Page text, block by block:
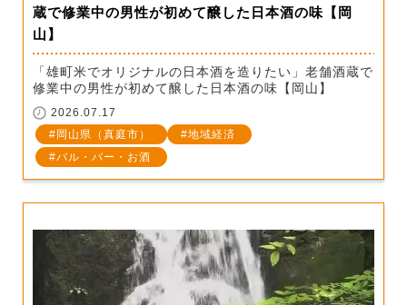
蔵で修業中の男性が初めて醸した日本酒の味【岡
山】
「雄町米でオリジナルの日本酒を造りたい」老舗酒蔵で
修業中の男性が初めて醸した日本酒の味【岡山】
2026.07.17
岡山県（真庭市）
地域経済
バル・バー・お酒